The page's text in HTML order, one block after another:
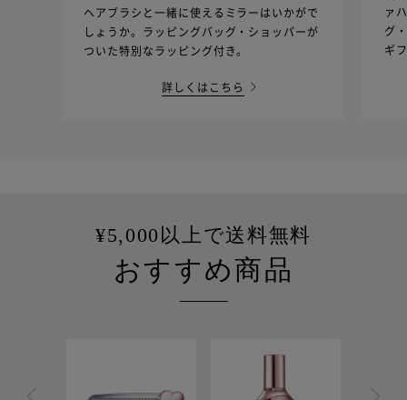
ヘアブラシと一緒に使えるミラーはいかがで
しょうか。ラッピングバッグ・ショッパーが
ついた特別なラッピング付き。
詳しくはこちら
ァ
グ
ギ
¥5,000以上で送料無料
おすすめ商品